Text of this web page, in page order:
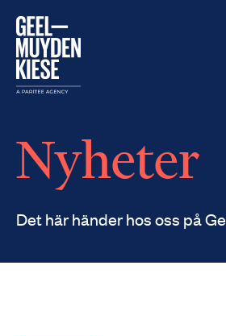
Nyheter
Det här händer hos oss på